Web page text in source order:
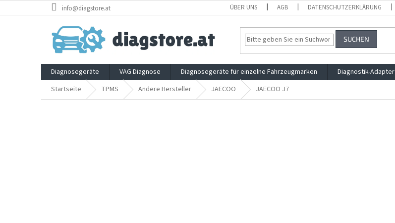
Inhalt
info@diagstore.at ÜBER UNS AGB DATENSCHUTZERKLÄRUNG
SUCHEN
Diagnosegeräte VAG Diagnose Diagnosegeräte für einzelne Fahrzeugmarken Diagnostik-Adapter
Startseite
TPMS Andere Hersteller JAECOO JAECOO J7